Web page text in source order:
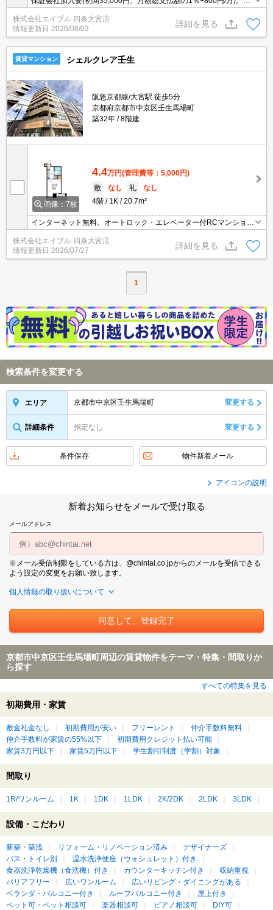
せいぞろい。インターネット無料。宅配ボックスあり。
株式会社エイブル 四条大宮店
情報更新日 2026/08/03
詳細を見る
賃貸マンション シェルクレア壬生
阪急京都線/大宮駅 徒歩5分
京都府京都市中京区壬生馬場町
築32年
8階建
画像：7枚
4.4万円(管理費等：5,000円)
敷
なし 礼
なし
4階
1K 20.7m²
インターネット無料。オートロック・エレベーター付RCマンショ
生活のスタートはここから。
株式会社エイブル 四条大宮店
情報更新日 2026/07/27
詳細を見る
1
検索条件を変更する
エリア 京都市中京区壬生馬場町 変更する
詳細条件 指定なし 変更する
条件保存 物件新着メール
アイコンの説明
新着お知らせをメールで受け取る
メールアドレス
※メール受信制限をしている方は、@chintai.co.jpからのメールを受信できる
よう設定の変更をお願い致します。
個人情報の取り扱いについて
京都市中京区壬生馬場町周辺の賃貸物件をテーマ・特集・間取りか
ら探す
すべての特集を見る
初期費用・家賃
敷金礼金なし 初期費用が安い フリーレント
仲介手数料無料
仲介手数料が家賃の55%以下
初期費用クレジット払い可能
家賃3万円以下
家賃5万円以下 学生割引制度（学割）対象
間取り
1R/ワンルーム 1K 1DK 1LDK 2K/2DK 2LDK 3LDK
設備・こだわり
新築・築浅 リフォーム・リノベーション済み
デザイナーズ
バス・トイレ別
温水洗浄便座（ウォシュレット）付き
食器洗浄乾燥機（食洗機）付き
カウンターキッチン付き
収納重視
バリアフリー
広いワンルーム
広いリビング・ダイニングがある
ベランダ・バルコニー付き
ルーフバルコニー付き
屋上付き
ペット可・ペット相談可
楽器相談可 ピアノ相談可 DIY可